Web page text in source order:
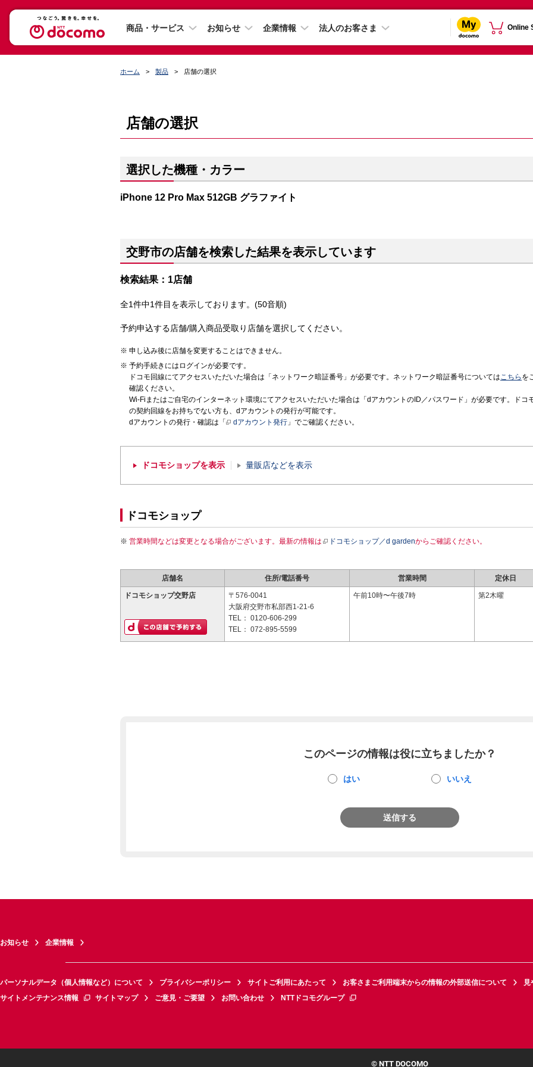
商品・サービス お知らせ 企業情報 法人のお客さま Online
ホーム 製品 店舗の選択
店舗の選択
選択した機種・カラー
iPhone 12 Pro Max 512GB グラファイト
交野市の店舗を検索した結果を表示しています
検索結果：1店舗
全1件中1件目を表示しております。(50音順)
予約申込する店舗/購入商品受取り店舗を選択してください。
申し込み後に店舗を変更することはできません。
予約手続きにはログインが必要です。
ドコモ回線にてアクセスいただいた場合は「ネットワーク暗証番号」が必要です。ネットワーク暗証番号についてはこちら を
確認ください。
Wi-Fiまたはご自宅のインターネット環境にてアクセスいただいた場合は「dアカウントのID／パスワード」が必要です。ドコ
の契約回線をお持ちでない方も、dアカウントの発行が可能です。
dアカウントの発行・確認は「
dアカウント発行 」でご確認ください。
ドコモショップを表示 量販店などを表示
ドコモショップ
営業時間などは変更となる場合がございます。最新の情報は ドコモショップ／d gardenからご確認ください。
店舗名 住所/電話番号 営業時間 定休日
ドコモショップ交野店
〒576-0041
大阪府交野市私部西1-21-6
TEL： 0120-606-299
TEL： 072-895-5599
午前10時〜午後7時 第2木曜
このページの情報は役に立ちましたか？
はい いいえ
送信する
お知らせ 企業情報
パーソナルデータ（個人情報など）について プライバシーポリシー サイトご利用にあたって お客さまご利用端末からの情報の外部送信について
見
サイトメンテナンス情報
サイトマップ ご意見・ご要望 お問い合わせ NTTドコモグループ
© NTT DOCOMO